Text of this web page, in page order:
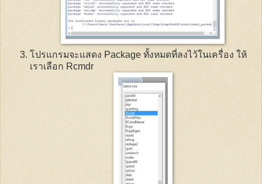
โปรแกรมจะแสดง Package ทั้งหมดที่ลงไว้ในเครื่อง ให้
เราเลือก Rcmdr